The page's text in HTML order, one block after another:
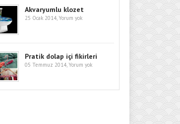
Akvaryumlu klozet
25 Ocak 2014, Yorum yok
Pratik dolap içi fikirleri
05 Temmuz 2014, Yorum yok